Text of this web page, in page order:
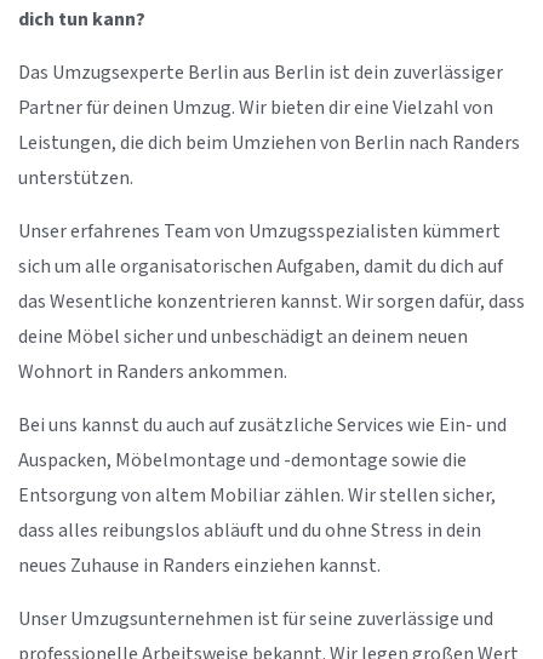
dich tun kann?
Das Umzugsexperte Berlin aus Berlin ist dein zuverlässiger
Partner für deinen Umzug. Wir bieten dir eine Vielzahl von
Leistungen, die dich beim Umziehen von Berlin nach Randers
unterstützen.
Unser erfahrenes Team von Umzugsspezialisten kümmert
sich um alle organisatorischen Aufgaben, damit du dich auf
das Wesentliche konzentrieren kannst. Wir sorgen dafür, dass
deine Möbel sicher und unbeschädigt an deinem neuen
Wohnort in Randers ankommen.
Bei uns kannst du auch auf zusätzliche Services wie Ein- und
Auspacken, Möbelmontage und -demontage sowie die
Entsorgung von altem Mobiliar zählen. Wir stellen sicher,
dass alles reibungslos abläuft und du ohne Stress in dein
neues Zuhause in Randers einziehen kannst.
Unser Umzugsunternehmen ist für seine zuverlässige und